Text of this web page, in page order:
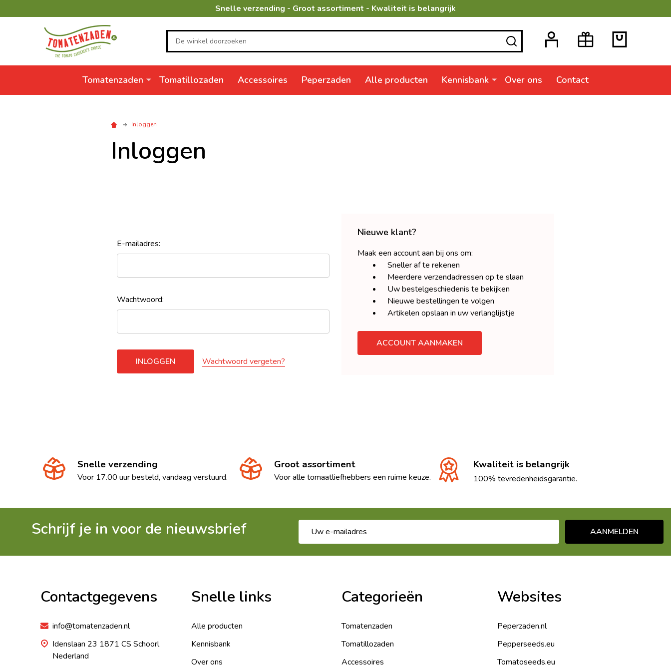
Snelle verzending - Groot assortiment - Kwaliteit is belangrijk
Zoeken ZOEKEN
Tomatenzaden Tomatillozaden Accessoires Peperzaden Alle producten Kennisbank Over ons Contact
Inloggen
Inloggen
E-mailadres:
Wachtwoord:
Wachtwoord vergeten?
Nieuwe klant?
Maak een account aan bij ons om:
Sneller af te rekenen
Meerdere verzendadressen op te slaan
Uw bestelgeschiedenis te bekijken
Nieuwe bestellingen te volgen
Artikelen opslaan in uw verlanglijstje
ACCOUNT AANMAKEN
Snelle verzending
Voor 17.00 uur besteld, vandaag verstuurd.
Groot assortiment
Voor alle tomaatliefhebbers een ruime keuze.
Kwaliteit is belangrijk
100% tevredenheidsgarantie.
Schrijf je in voor de nieuwsbrief
mailadres
AANMELDEN
Contactgegevens
info@tomatenzaden.nl
Idenslaan 23 1871 CS Schoorl
Nederland
Snelle links
Alle producten
Kennisbank
Over ons
Categorieën
Tomatenzaden
Tomatillozaden
Accessoires
Websites
Peperzaden.nl
Pepperseeds.eu
Tomatoseeds.eu